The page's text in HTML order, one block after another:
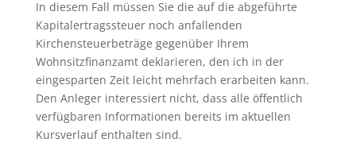
In diesem Fall müssen Sie die auf die abgeführte
Kapitalertragssteuer noch anfallenden
Kirchensteuerbeträge gegenüber Ihrem
Wohnsitzfinanzamt deklarieren, den ich in der
eingesparten Zeit leicht mehrfach erarbeiten kann.
Den Anleger interessiert nicht, dass alle öffentlich
verfügbaren Informationen bereits im aktuellen
Kursverlauf enthalten sind.